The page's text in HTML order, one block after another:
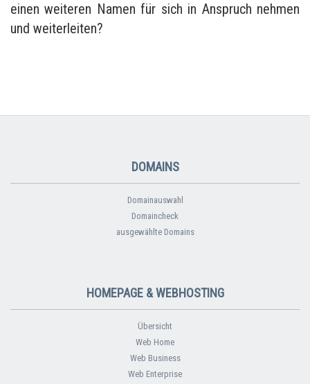
einen weiteren Namen für sich in Anspruch nehmen
und weiterleiten?
DOMAINS
Domainauswahl
Domaincheck
ausgewählte Domains
HOMEPAGE & WEBHOSTING
Übersicht
Web Home
Web Business
Web Enterprise